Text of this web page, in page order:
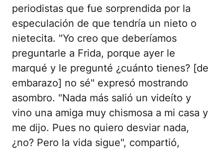
periodistas que fue sorprendida por la
especulación de que tendría un nieto o
nietecita. "Yo creo que deberíamos
preguntarle a Frida, porque ayer le
marqué y le pregunté ¿cuánto tienes? [de
embarazo] no sé" expresó mostrando
asombro. "Nada más salió un videíto y
vino una amiga muy chismosa a mi casa y
me dijo. Pues no quiero desviar nada,
¿no? Pero la vida sigue", compartió,